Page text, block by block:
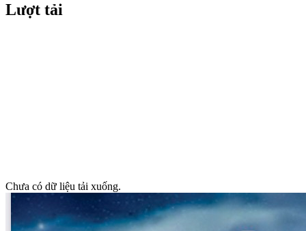
Lượt tải
Chưa có dữ liệu tải xuống.